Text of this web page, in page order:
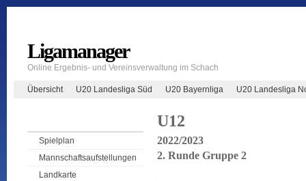
Ligamanager
Online Ergebnis- und Vereinsverwaltung im Schach
Übersicht U20 Landesliga Süd U20 Bayernliga U20 Landesliga
Spielplan
Mannschaftsaufstellungen
Landkarte
U12
2022/2023
2. Runde Gruppe 2